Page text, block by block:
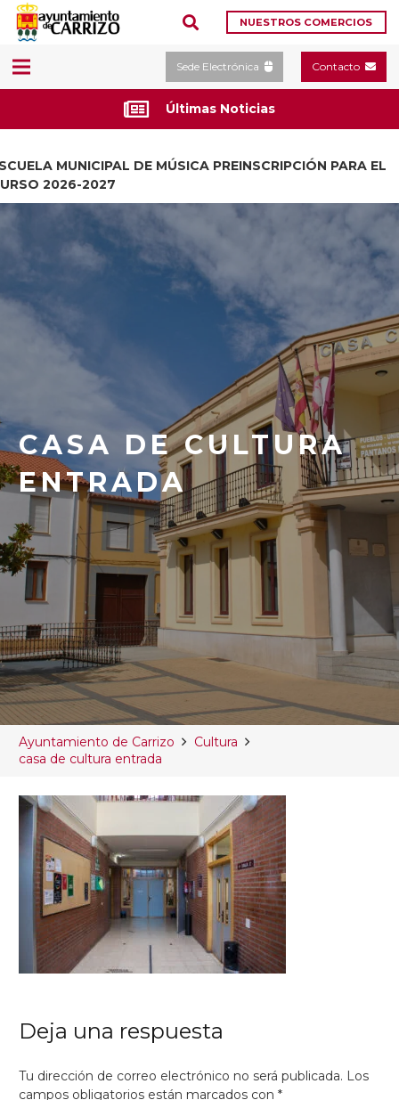
NUESTROS COMERCIOS
Sede Electrónica Contacto
Últimas Noticias
MUNICIPAL DE MÚSICA PREINSCRIPCIÓN PARA EL
2026-2027
CASA DE CULTURA
ENTRADA
Ayuntamiento de Carrizo
Cultura
casa de cultura entrada
Deja una respuesta
Tu dirección de correo electrónico no será publicada. Los
campos obligatorios están marcados con *